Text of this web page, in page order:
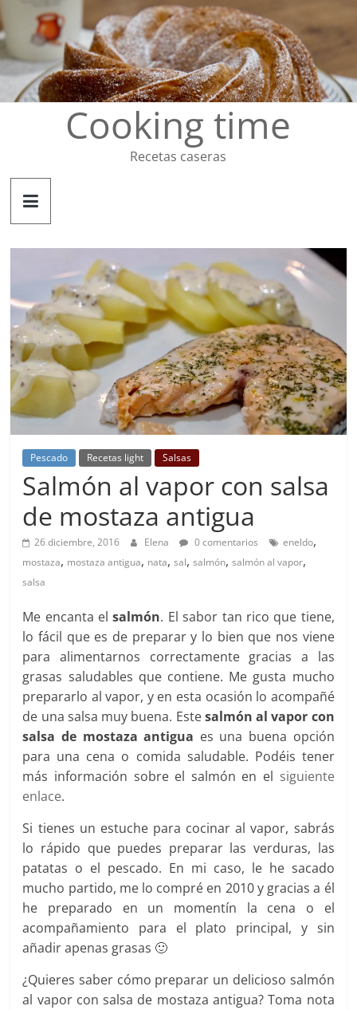
Saltar
al
contenido
Cooking time
Recetas caseras
Pescado Recetas light Salsas
Salmón al vapor con salsa
de mostaza antigua
26 diciembre, 2016 Elena 0 comentarios eneldo,
mostaza, mostaza antigua, nata,sal,salmón,salmón al vapor,
salsa
Me encanta elsalmón. El sabor tan rico que tiene,
lo fácil que es de preparar y lo bien que nos viene
para alimentarnos correctamente gracias a las
grasas saludables que contiene. Me gusta mucho
prepararlo al vapor, y en esta ocasión lo acompañé
de una salsa muy buena. Estesalmón al vapor con
salsa de mostaza antigua es una buena opción
para una cena o comida saludable. Podéis tener
más información sobre el salmón en el siguiente
enlace.
Si tienes un estuche para cocinar al vapor, sabrás
lo rápido que puedes preparar las verduras, las
patatas o el pescado. En mi caso, le he sacado
mucho partido, me lo compré en 2010 y gracias a él
he preparado en un momentín la cena o el
acompañamiento para el plato principal, y sin
añadir apenas grasas 🙂
¿Quieres saber cómo preparar un delicioso salmón
al vapor con salsa de mostaza antigua? Toma nota